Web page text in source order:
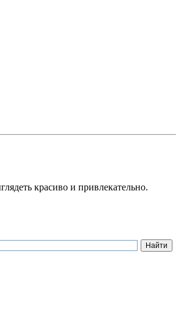
красиво и привлекательно.